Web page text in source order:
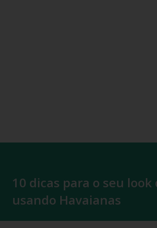
10 dicas para o seu look
usando Havaianas